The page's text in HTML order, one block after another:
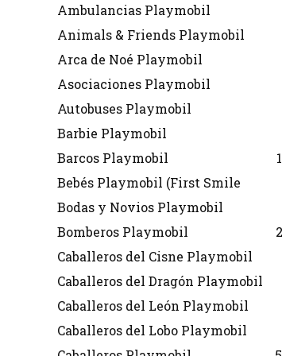
Ambulancias Playmobil
Animals & Friends Playmobil
Arca de Noé Playmobil
Asociaciones Playmobil
Autobuses Playmobil
Barbie Playmobil
Barcos Playmobil
Bebés Playmobil (First Smile
Bodas y Novios Playmobil
Bomberos Playmobil
Caballeros del Cisne Playmobil
Caballeros del Dragón Playmobil
Caballeros del León Playmobil
Caballeros del Lobo Playmobil